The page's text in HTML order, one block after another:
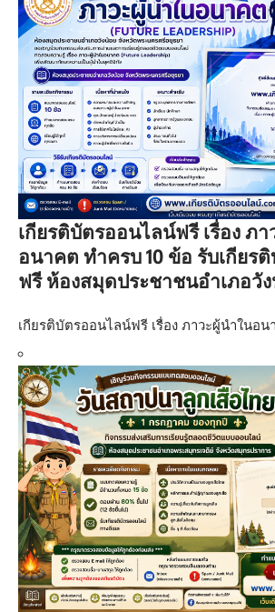
เกียรติบัตรออนไลน์ฟรี เรื่อง ภ
อนาคต ทำครบ 10 ข้อ รับเกียร
ฟรี ห้องสมุดประชาชนอำเภอวั
เกียรติบัตรออนไลน์ฟรี เรื่อง ภาวะผู้นำในอ